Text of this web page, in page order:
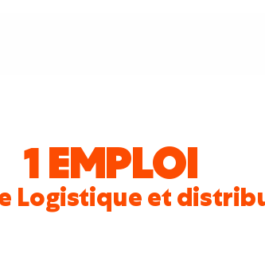
1 EMPLOI
Logistique et